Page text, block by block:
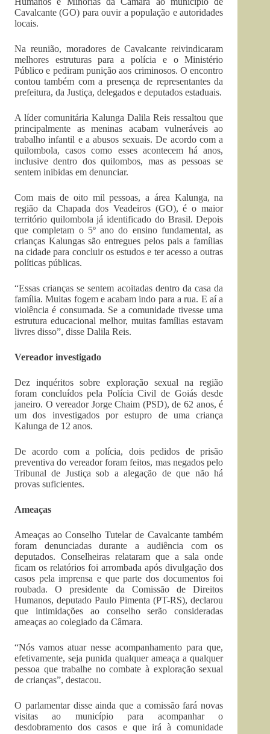
Cavalcante (GO) para ouvir a população e autoridades
locais.
Na reunião, moradores de Cavalcante reivindicaram
melhores estruturas para a polícia e o Ministério
Público e pediram punição aos criminosos. O encontro
contou também com a presença de representantes da
prefeitura, da Justiça, delegados e deputados estaduais.
A líder comunitária Kalunga Dalila Reis ressaltou que
principalmente as meninas acabam vulneráveis ao
trabalho infantil e a abusos sexuais. De acordo com a
quilombola, casos como esses acontecem há anos,
inclusive dentro dos quilombos, mas as pessoas se
sentem inibidas em denunciar.
Com mais de oito mil pessoas, a área Kalunga, na
região da Chapada dos Veadeiros (GO), é o maior
território quilombola já identificado do Brasil. Depois
que completam o 5º ano do ensino fundamental, as
crianças Kalungas são entregues pelos pais a famílias
na cidade para concluir os estudos e ter acesso a outras
políticas públicas.
“Essas crianças se sentem acoitadas dentro da casa da
família. Muitas fogem e acabam indo para a rua. E aí a
violência é consumada. Se a comunidade tivesse uma
estrutura educacional melhor, muitas famílias estavam
livres disso”, disse Dalila Reis.
Vereador investigado
Dez inquéritos sobre exploração sexual na região
foram concluídos pela Polícia Civil de Goiás desde
janeiro. O vereador Jorge Chaim (PSD), de 62 anos, é
um dos investigados por estupro de uma criança
Kalunga de 12 anos.
De acordo com a polícia, dois pedidos de prisão
preventiva do vereador foram feitos, mas negados pelo
Tribunal de Justiça sob a alegação de que não há
provas suficientes.
Ameaças
Ameaças ao Conselho Tutelar de Cavalcante também
foram denunciadas durante a audiência com os
deputados. Conselheiras relataram que a sala onde
ficam os relatórios foi arrombada após divulgação dos
casos pela imprensa e que parte dos documentos foi
roubada. O presidente da Comissão de Direitos
Humanos, deputado Paulo Pimenta (PT-RS), declarou
que intimidações ao conselho serão consideradas
ameaças ao colegiado da Câmara.
“Nós vamos atuar nesse acompanhamento para que,
efetivamente, seja punida qualquer ameaça a qualquer
pessoa que trabalhe no combate à exploração sexual
de crianças”, destacou.
O parlamentar disse ainda que a comissão fará novas
visitas ao município para acompanhar o
desdobramento dos casos e que irá à comunidade